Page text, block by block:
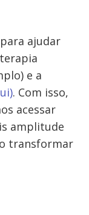
ajudar
e a
. Com isso,
acessar
amplitude
transformar